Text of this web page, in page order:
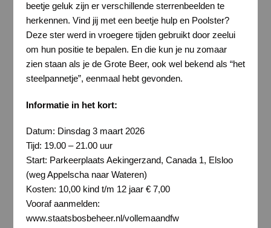
beetje geluk zijn er verschillende sterrenbeelden te
herkennen. Vind jij met een beetje hulp en Poolster?
Deze ster werd in vroegere tijden gebruikt door zeelui
om hun positie te bepalen. En die kun je nu zomaar
zien staan als je de Grote Beer, ook wel bekend als “het
steelpannetje”, eenmaal hebt gevonden.
Informatie in het kort:
Datum: Dinsdag 3 maart 2026
Tijd: 19.00 – 21.00 uur
Start: Parkeerplaats Aekingerzand, Canada 1, Elsloo
(weg Appelscha naar Wateren)
Kosten: 10,00 kind t/m 12 jaar € 7,00
Vooraf aanmelden:
www.staatsbosbeheer.nl/vollemaandfw